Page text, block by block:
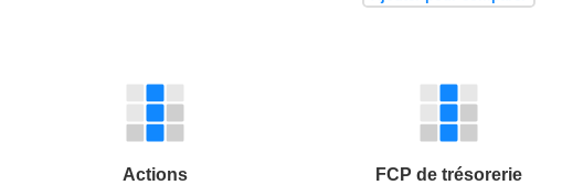
Actions
FCP de trésorerie